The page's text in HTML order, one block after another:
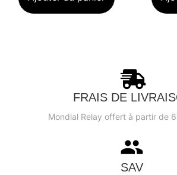
FRAIS DE
Mondial Relay offert à partir de
SAV